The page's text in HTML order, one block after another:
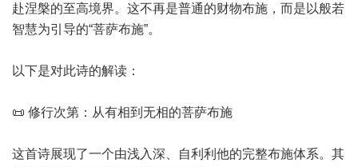
赴涅槃的至高境界。这不再是普通的财物布施，而是以般若
智慧为引导的“菩萨布施”。
以下是对此诗的解读：
📜 修行次第：从有相到无相的菩萨布施
这首诗展现了一个由浅入深、自利利他的完整布施体系。其